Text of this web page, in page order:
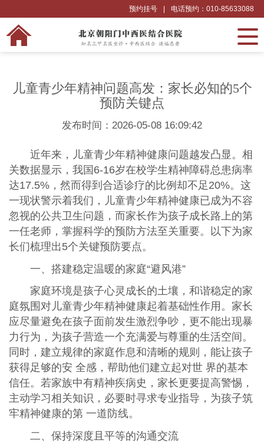
电话预约：010-85633088
预约挂号
儿童青少年精神问题高发：家长必知的5个
预防关键点
发布时间：2026-05-08 16:09:42
近年来，儿童青少年精神健康问题越发凸显。相
关数据显示，我国6-16岁在校学生精神障碍总患病率
达17.5%，然而得到合适诊疗的比例却不足20%。这
一现状警示着我们，儿童青少年精神健康已成为不容
忽视的公共卫生问题，而家长作为孩子成长路上的第
一任老师，掌握科学的预防方法至关重要。以下为家
长们梳理出5个关键预防要点。
一、搭建稳定温暖的家庭“避风港”
家庭环境是孩子心灵成长的土壤，和谐稳定的家
庭氛围对儿童青少年精神健康起着基础性作用。家长
应尽量避免在孩子面前发生激烈争吵，更不能出现暴
力行为，为孩子营造一个充满爱与尊重的生活空间。
同时，建立规律的家庭作息和清晰的规则，能让孩子
获得足够的安 全感，帮助他们建立起对世 界的基本
信任。若家族中有精神疾病史，家长更要提高警惕，
主动学习相关知识，必要时寻求专业指导，为孩子筑
牢精神健康的第 一道防线。
二、保持深度且平等的沟通交流